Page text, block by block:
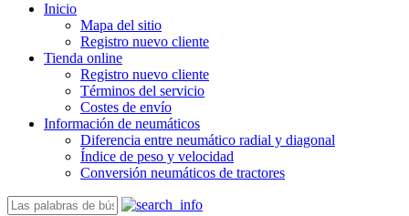
Inicio
Mapa del sitio
Registro nuevo cliente
Tienda online
Registro nuevo cliente
Términos del servicio
Costes de envío
Información de neumáticos
Diferencia entre neumático radial y diagonal
Índice de peso y velocidad
Conversión neumáticos de tractores